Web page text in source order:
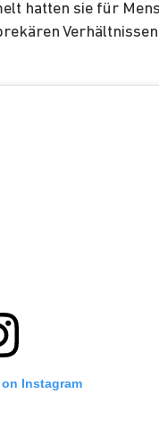
hatten sie für
Instagram